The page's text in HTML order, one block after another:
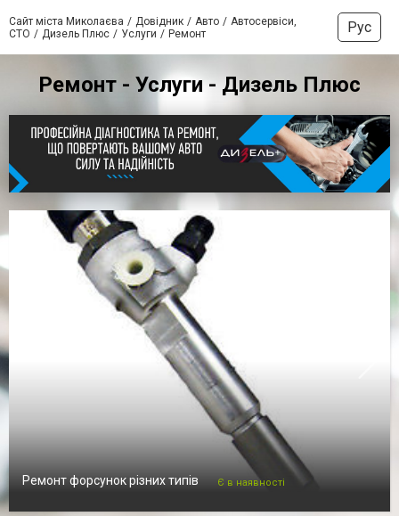
Сайт міста Миколаєва Довідник Авто
Автосервіси,
СТО
Дизель Плюс Услуги Ремонт Рус
Ремонт - Услуги - Дизель Плюс
Ремонт форсунок різних типів Є в наявності